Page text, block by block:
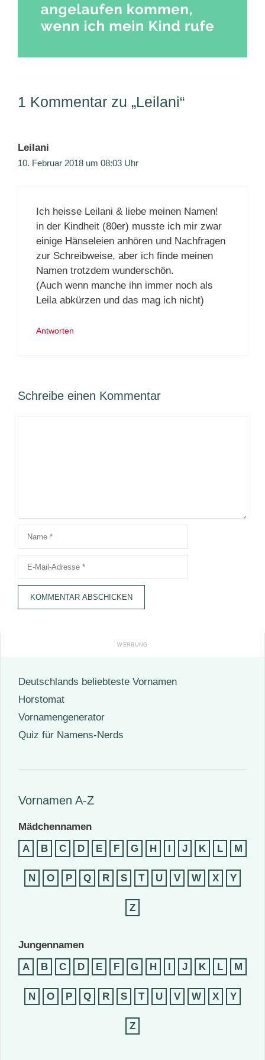
1 Kommentar zu „Leilani“
Leilani
10. Februar 2018 um 08:03 Uhr
Ich heisse Leilani & liebe meinen Namen!
in der Kindheit (80er) musste ich mir zwar
einige Hänseleien anhören und Nachfragen
zur Schreibweise, aber ich finde meinen
Namen trotzdem wunderschön.
(Auch wenn manche ihn immer noch als
Leila abkürzen und das mag ich nicht)
Antworten
Schreibe einen Kommentar
Name
Adresse
Deutschlands beliebteste Vornamen
Horstomat
Vornamengenerator
Quiz für Namens-Nerds
Vornamen A-Z
Mädchennamen
A
B C D E F G H I J K L M
N O P Q R S T U V W X Y
Z
Jungennamen
A
B C D E F G H I J K L M
N O P Q R S T U V W X Y
Z